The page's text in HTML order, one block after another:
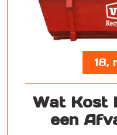
18,
Wat Kost
een